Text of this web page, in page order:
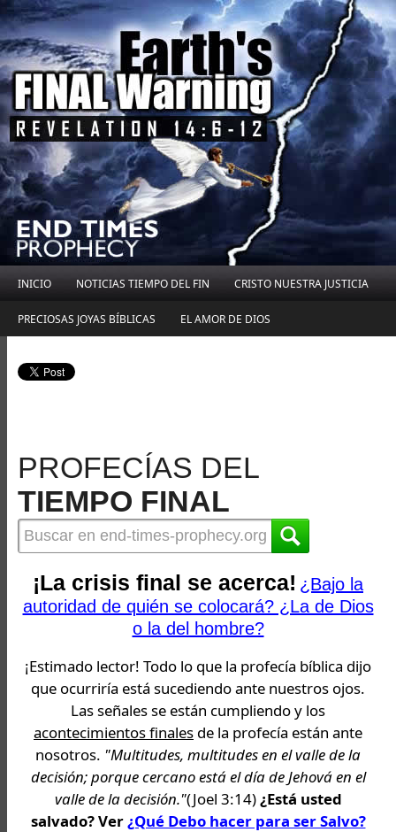
INICIO NOTICIAS TIEMPO DEL FIN CRISTO NUESTRA JUSTICIA
PRECIOSAS JOYAS BÍBLICAS EL AMOR DE DIOS
PROFECÍAS DEL
TIEMPO FINAL
¡La crisis final se acerca! ¿Bajo la
autoridad de quién se colocará? ¿La de Dios
o la del hombre?
¡Estimado lector! Todo lo que la profecía bíblica dijo
que ocurriría está sucediendo ante nuestros ojos.
Las señales se están cumpliendo y los
acontecimientos finales de la profecía están ante
nosotros. "Multitudes, multitudes en el valle de la
decisión; porque cercano está el día de Jehová en el
valle de la decisión."(Joel 3:14)¿Está usted
salvado? Ver¿Qué Debo hacer para ser Salvo?